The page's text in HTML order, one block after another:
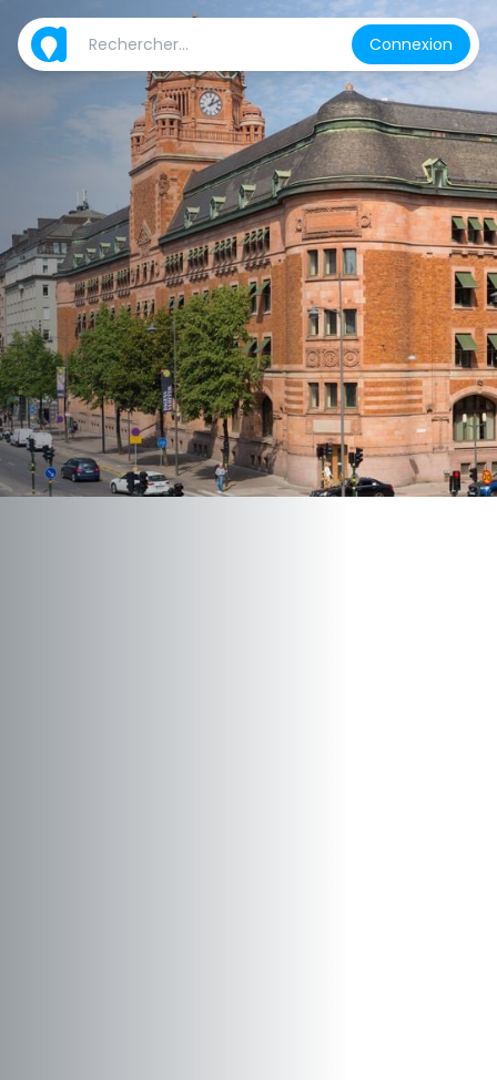
Connexion